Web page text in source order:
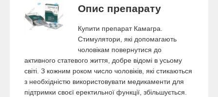
Опис препарату
Купити препарат Камагра.
Стимулятори, які допомагають
чоловікам повернутися до
активного статевого життя, добре відомі в усьому
світі. З кожним роком число чоловіків, які стикаються
з необхідністю використовувати медикаменти для
підтримки своєї еректильної функції, збільшується.